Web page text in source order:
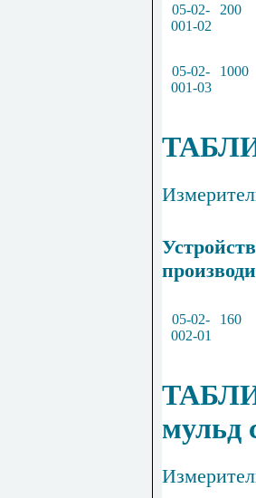
05-02-
001-02
200
05-02-
001-03
1000
05-02-
002-01
160
мульд